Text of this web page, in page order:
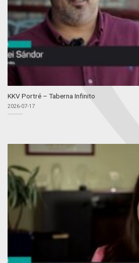
KKV Portré – Taberna Infinito
2026-07-17